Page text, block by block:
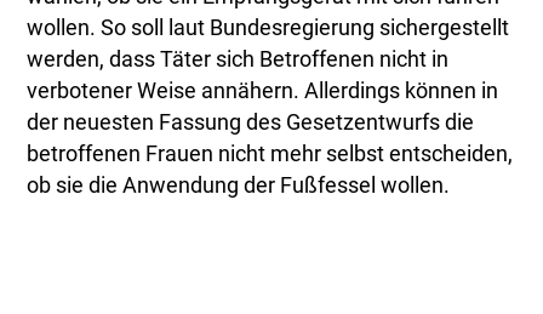
wollen. So soll laut Bundesregierung sichergestellt
werden, dass Täter sich Betroffenen nicht in
verbotener Weise annähern. Allerdings können in
der neuesten Fassung des Gesetzentwurfs die
betroffenen Frauen nicht mehr selbst entscheiden,
ob sie die Anwendung der Fußfessel wollen.